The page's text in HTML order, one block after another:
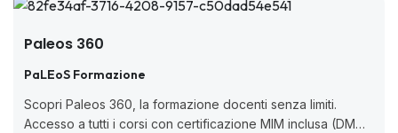
Paleos 360
PaLEoS Formazione
Scopri Paleos 360, la formazione docenti senza limiti.
Accesso a tutti i corsi con certificazione MIM inclusa (DM